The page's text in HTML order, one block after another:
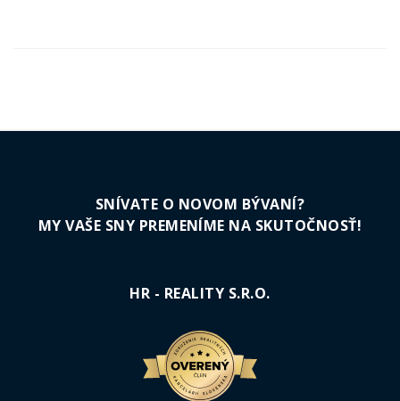
SNÍVATE O NOVOM BÝVANÍ?
MY VAŠE SNY PREMENÍME NA SKUTOČNOSŤ!
HR - REALITY S.R.O.